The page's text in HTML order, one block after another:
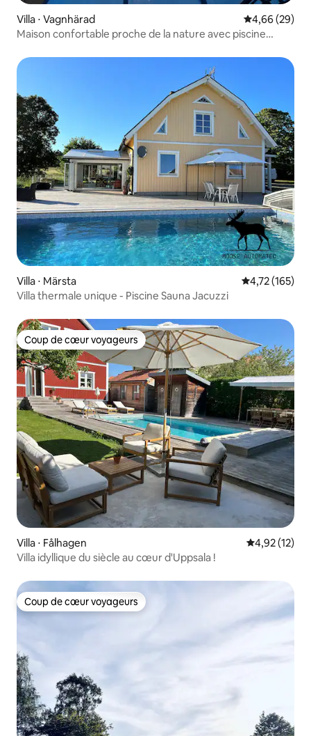
Villa ⋅ Vagnhärad Évaluation
4,66 (29)
Maison confortable proche de la nature avec piscine
Villa ⋅ Märsta Évaluation
4,72 (165)
Villa thermale unique - Piscine Sauna Jacuzzi
Coup de cœur voyageurs
Coup de cœur voyageurs
Villa ⋅ Fålhagen Évaluation
4,92 (12)
Villa idyllique du siècle au cœur d'Uppsala !
Coup de cœur voyageurs
Coup de cœur voyageurs